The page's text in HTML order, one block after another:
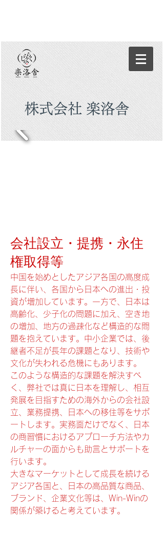
株式会社 楽洛舎
​会社設立・提携・永住
権取得等
中国を始めとしたアジア各国の高度成
長に伴い、各国から日本への進出・投
資が増加しています。一方で、日本は
高齢化、少子化の問題に加え、空き地
の増加、地方の過疎化など構造的な問
題を抱えています。中小企業では、後
継者不足が長年の課題となり、技術や
文化が失われる危機にもあります。
このような構造的な課題を解決すべ
く、弊社では真に日本を理解し、相互
発展を目指すための海外からの会社設
立、業務提携、日本への移住等をサポ
ートします。実務面だけでなく、日本
の商習慣におけるアプローチ方法やカ
ルチャーの面からも助言とサポートを
行います。
大きなマーケットとして成長を続ける
アジア各国と、日本の高品質な商品、
ブランド、企業文化等は、Win-Winの
関係が築けると考えています。